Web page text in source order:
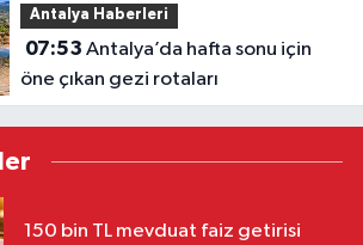
Antalya Haberleri
07:53
öne çıkan gezi rotaları
150 bin TL mevduat faiz getirisi